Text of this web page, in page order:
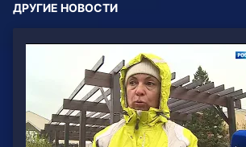
ДРУГИЕ НОВОСТИ